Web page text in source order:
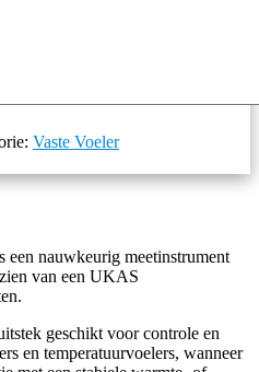
Vaste Voeler
nauwkeurig meetinstrument
van een UKAS
geschikt voor controle en
en temperatuurvoelers, wanneer